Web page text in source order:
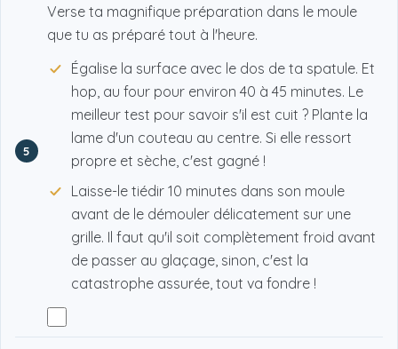
5
Verse ta magnifique préparation dans le moule
que tu as préparé tout à l'heure.
Égalise la surface avec le dos de ta spatule. Et
hop, au four pour environ 40 à 45 minutes. Le
meilleur test pour savoir s'il est cuit ? Plante la
lame d'un couteau au centre. Si elle ressort
propre et sèche, c'est gagné !
Laisse-le tiédir 10 minutes dans son moule
avant de le démouler délicatement sur une
grille. Il faut qu'il soit complètement froid avant
de passer au glaçage, sinon, c'est la
catastrophe assurée, tout va fondre !